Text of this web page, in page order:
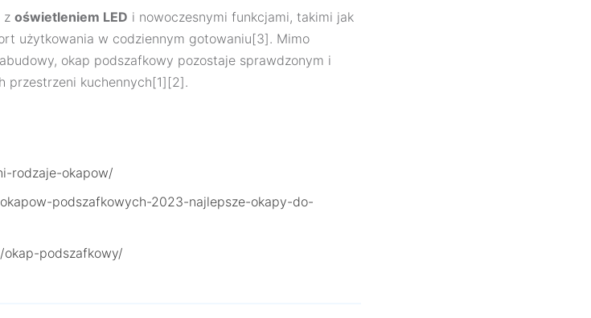
z oświetleniem LED i nowoczesnymi funkcjami, takimi jak
użytkowania w codziennym gotowaniu[3]. Mimo
okap podszafkowy pozostaje sprawdzonym i
przestrzeni kuchennych[1][2].
rodzaje-okapow/
podszafkowych-2023-najlepsze-okapy-do-
podszafkowy/